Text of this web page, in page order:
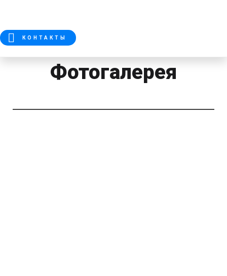
КОНТАКТЫ
Фотогалерея